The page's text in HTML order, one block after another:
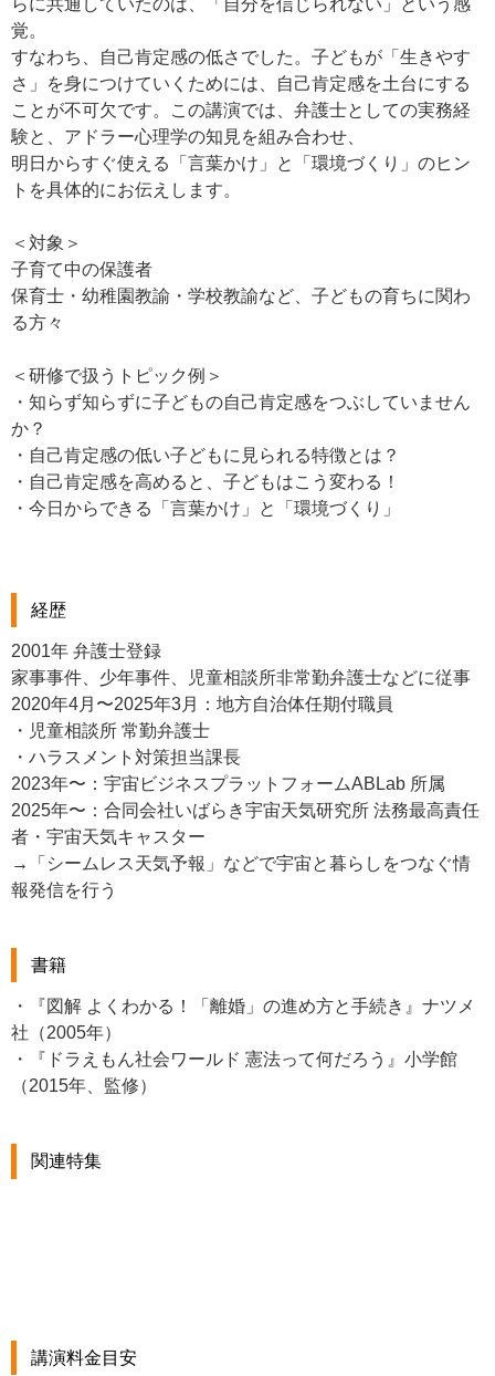
覚。
すなわち、自己肯定感の低さでした。子どもが「生きやす
さ」を身につけていくためには、自己肯定感を土台にする
ことが不可欠です。この講演では、弁護士としての実務経
験と、アドラー心理学の知見を組み合わせ、
明日からすぐ使える「言葉かけ」と「環境づくり」のヒン
トを具体的にお伝えします。
＜対象＞
子育て中の保護者
保育士・幼稚園教諭・学校教諭など、子どもの育ちに関わ
る方々
＜研修で扱うトピック例＞
・知らず知らずに子どもの自己肯定感をつぶしていません
か？
・自己肯定感の低い子どもに見られる特徴とは？
・自己肯定感を高めると、子どもはこう変わる！
・今日からできる「言葉かけ」と「環境づくり」
経歴
2001年 弁護士登録
家事事件、少年事件、児童相談所非常勤弁護士などに従事
2020年4月〜2025年3月：地方自治体任期付職員
・児童相談所 常勤弁護士
・ハラスメント対策担当課長
2023年〜：宇宙ビジネスプラットフォームABLab 所属
2025年〜：合同会社いばらき宇宙天気研究所 法務最高責任
者・宇宙天気キャスター
→「シームレス天気予報」などで宇宙と暮らしをつなぐ情
報発信を行う
書籍
・『図解 よくわかる！「離婚」の進め方と手続き』ナツメ
社（2005年）
・『ドラえもん社会ワールド 憲法って何だろう』小学館
（2015年、監修）
関連特集
講演料金目安